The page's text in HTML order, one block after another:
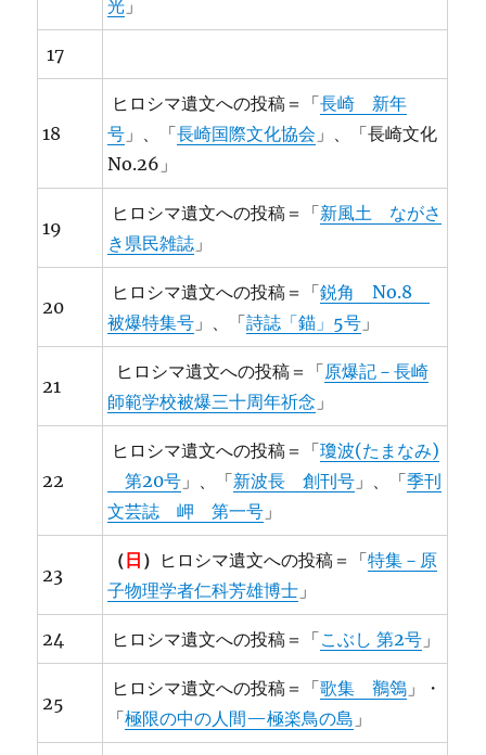
光 」
17
18
ヒロシマ遺文への投稿＝「長崎 新年
号 」、「長崎国際文化協会 」、「長崎文化
No.26」
19
ヒロシマ遺文への投稿＝「新風土 ながさ
き県民雑誌 」
20
ヒロシマ遺文への投稿＝「鋭角 No.8
被爆特集号 」、「詩誌「錨」5号 」
21
ヒロシマ遺文への投稿＝「原爆記－長崎
師範学校被爆三十周年祈念 」
22
ヒロシマ遺文への投稿＝「瓊波(たまなみ)
第20号 」、「新波長 創刊号 」、「季刊
文芸誌 岬 第一号 」
23
（ 日 ） ヒロシマ遺文への投稿＝「特集－原
子物理学者仁科芳雄博士 」
24 ヒロシマ遺文への投稿＝「こぶし 第2号 」
25
ヒロシマ遺文への投稿＝「歌集 鶺鴒 」・
「極限の中の人間—極楽鳥の島 」